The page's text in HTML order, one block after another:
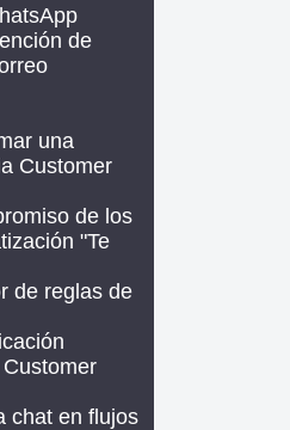
de
una
Customer
de los
"Te
de reglas de
chat en flujos